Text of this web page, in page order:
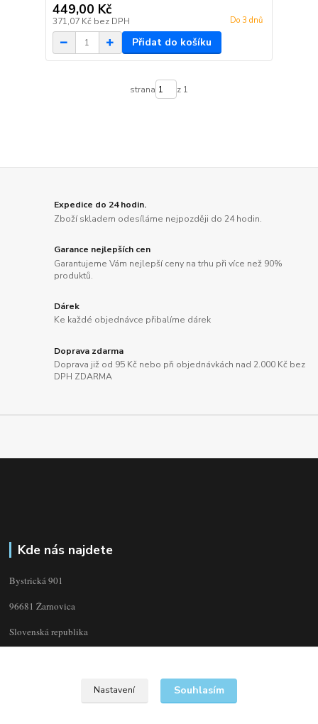
449,00 Kč
371,07 Kč bez DPH Do 3 dnů
Přidat do košíku
strana z 1
Expedice do 24 hodin.
Zboží skladem odesíláme nejpozději do 24 hodin.
Garance nejlepších cen
Garantujeme Vám nejlepší ceny na trhu při více než 90%
produktů.
Dárek
Ke každé objednávce přibalíme dárek
Doprava zdarma
Doprava již od 95 Kč nebo při objednávkách nad 2.000 Kč bez
DPH ZDARMA
Kde nás najdete
Bystrická 901
96681 Žarnovica
Slovenská republika
Nastavení Souhlasím